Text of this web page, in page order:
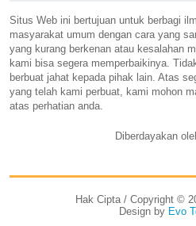
Situs Web ini bertujuan untuk berbagi
masyarakat umum dengan cara yang
yang kurang berkenan atau kesalahan
kami bisa segera memperbaikinya.
berbuat jahat kepada pihak lain. Atas
yang telah kami perbuat, kami mohon
atas perhatian anda.
Diberdayakan
Hak Cipta / Copyright ©
Design by Evo